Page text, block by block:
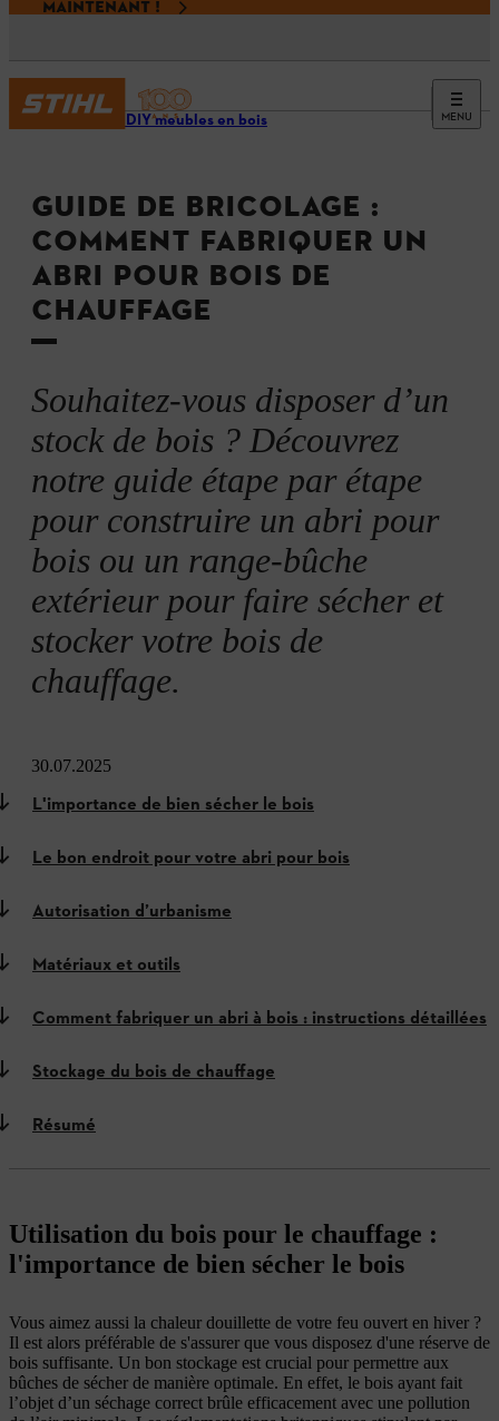
MAINTENANT !
MENU
Projets DIY meubles en bois
GUIDE DE BRICOLAGE :
COMMENT FABRIQUER UN
ABRI POUR BOIS DE
CHAUFFAGE
Souhaitez-vous disposer d’un
stock de bois ? Découvrez
notre guide étape par étape
pour construire un abri pour
bois ou un range-bûche
extérieur pour faire sécher et
stocker votre bois de
chauffage.
30.07.2025
L'importance de bien sécher le bois
Le bon endroit pour votre abri pour bois
Autorisation d’urbanisme
Matériaux et outils
Comment fabriquer un abri à bois : instructions détaillées
Stockage du bois de chauffage
Résumé
Utilisation du bois pour le chauffage :
l'importance de bien sécher le bois
Vous aimez aussi la chaleur douillette de votre feu ouvert en hiver ?
Il est alors préférable de s'assurer que vous disposez d'une réserve de
bois suffisante. Un bon stockage est crucial pour permettre aux
bûches de sécher de manière optimale. En effet, le bois ayant fait
l’objet d’un séchage correct brûle efficacement avec une pollution